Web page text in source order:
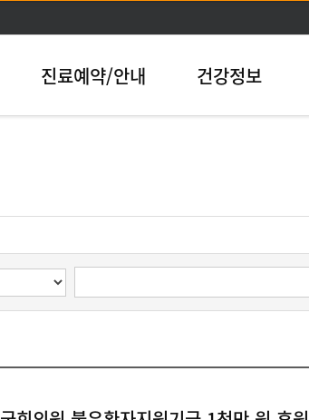
본문바로가기
진료예약/안내 건강정보